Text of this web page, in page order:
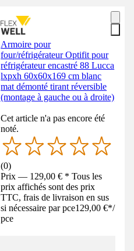
Armoire pour
four/réfrigérateur Optifit pour
réfrigérateur encastré 88 Lucca
lxpxh 60x60x169 cm blanc
mat démonté tirant réversible
(montage à gauche ou à droite)
Cet article n'a pas encore été
noté.
(0)
Prix — 129,00 € * Tous les
prix affichés sont des prix
TTC, frais de livraison en sus
si nécessaire par pce129,00 €*/
pce